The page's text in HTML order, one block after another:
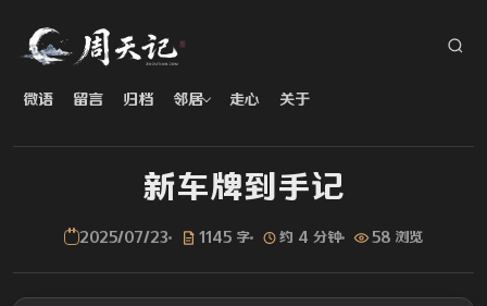
微语 留言 归档 邻居 走心 关于
新车牌到手记
2025/07/23 1145 字 约 4 分钟 58 浏览